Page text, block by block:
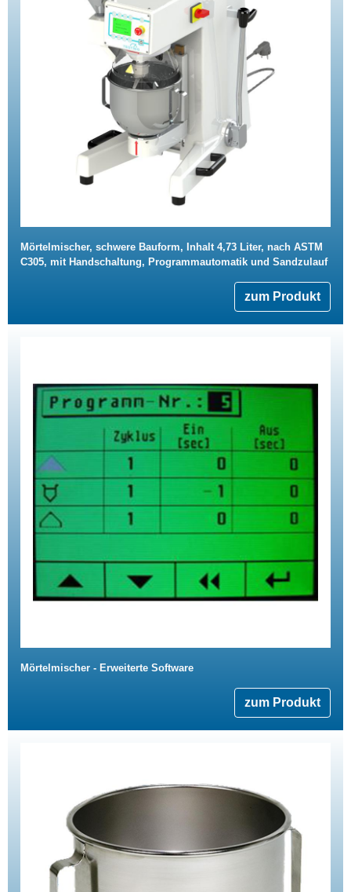
Mörtelmischer, schwere Bauform, Inhalt 4,73 Liter, nach ASTM
C305, mit Handschaltung, Programmautomatik und Sandzulauf
zum Produkt
Mörtelmischer - Erweiterte Software
zum Produkt